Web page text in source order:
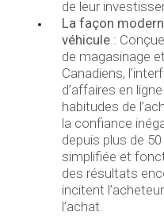
de leur
La façon
véhicule :
de magasinage
Canadiens,
d’affaires en
habitudes de
la confiance
depuis plus de
simplifiée et
des résultats
incitent
l’achat.